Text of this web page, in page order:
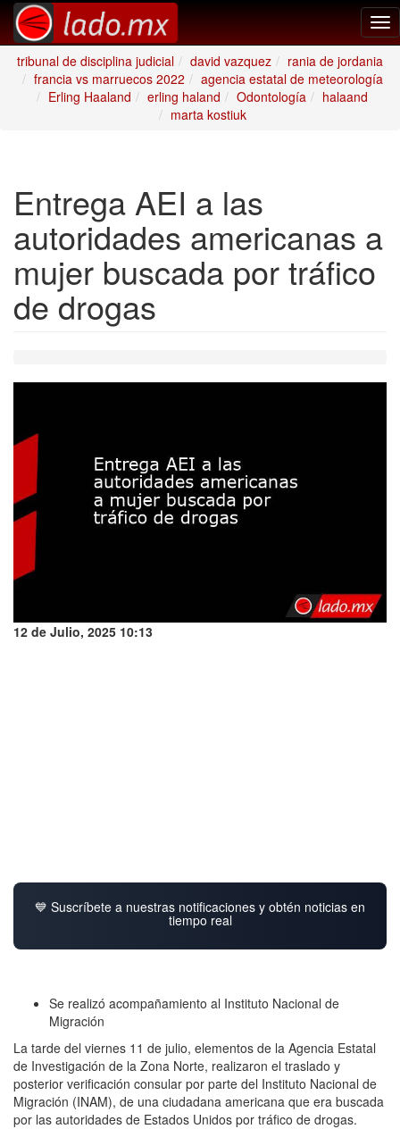
tribunal de disciplina judicial
david vazquez
rania de jordania
francia vs marruecos 2022
agencia estatal de meteorología
Erling Haaland
erling haland Odontología
halaand
marta kostiuk
Entrega AEI a las
autoridades americanas a
mujer buscada por tráfico
de drogas
12 de Julio, 2025 10:13
💙 Suscríbete a nuestras notificaciones y obtén noticias en
tiempo real
Se realizó acompañamiento al Instituto Nacional de
Migración
La tarde del viernes 11 de julio, elementos de la Agencia Estatal
de Investigación de la Zona Norte, realizaron el traslado y
posterior verificación consular por parte del Instituto Nacional de
Migración (INAM), de una ciudadana americana que era buscada
por las autoridades de Estados Unidos por tráfico de drogas.